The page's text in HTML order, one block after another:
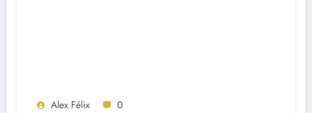
Alex Félix 0